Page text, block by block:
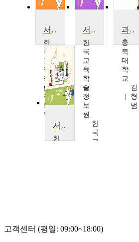
서ㆍ논술형 평가 실천 사례(중등 과학)
한
국
교
육
학
술
정
보
원
한
교
서ㆍ논술형 평가 실천 사례(중등 영어)
한
국
교
육
학
술
정
보
원
한
국
교
과학과 논리 및 논술
충
북
대
학
교
김
형
범
서ㆍ논술형 평가 실천 사례(중등 사회)
한
국
고객센터 (평일: 09:00~18:00)